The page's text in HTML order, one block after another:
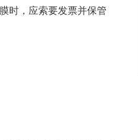
时，应索要发票并保管